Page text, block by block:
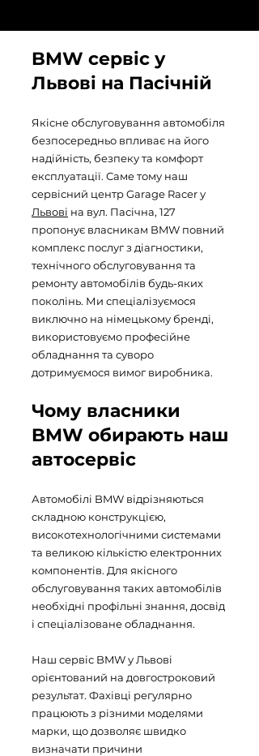
BMW сервіс у
Львові на Пасічній
Якісне обслуговування автомобіля
безпосередньо впливає на його
надійність, безпеку та комфорт
експлуатації. Саме тому наш
сервісний центр Garage Racer у
Львові на вул. Пасічна, 127
пропонує власникам BMW повний
комплекс послуг з діагностики,
технічного обслуговування та
ремонту автомобілів будь-яких
поколінь. Ми спеціалізуємося
виключно на німецькому бренді,
використовуємо професійне
обладнання та суворо
дотримуємося вимог виробника.
Чому власники
BMW обирають наш
автосервіс
Автомобілі BMW відрізняються
складною конструкцією,
високотехнологічними системами
та великою кількістю електронних
компонентів. Для якісного
обслуговування таких автомобілів
необхідні профільні знання, досвід
і спеціалізоване обладнання.
Наш сервіс BMW у Львові
орієнтований на довгостроковий
результат. Фахівці регулярно
працюють з різними моделями
марки, що дозволяє швидко
визначати причини